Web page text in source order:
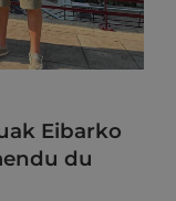
Eibarko
du